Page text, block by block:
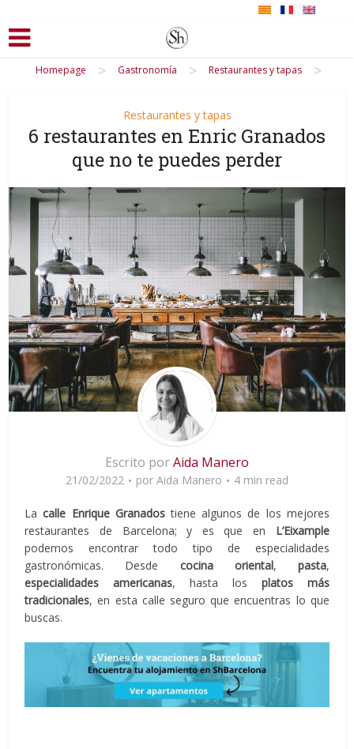
Homepage > Gastronomía > Restaurantes y tapas >
Restaurantes y tapas
6 restaurantes en Enric Granados
que no te puedes perder
Escrito porAida Manero
21/02/2022 por Aida Manero 4 min read
Lacalle Enrique Granadostiene algunos de los mejores
restaurantes de Barcelona; y es que en L’Eixample
podemos encontrar todo tipo de especialidades
gastronómicas. Desde cocina oriental, pasta,
especialidades americanas, hasta los platos más
tradicionales, en esta calle seguro que encuentras lo que
buscas.